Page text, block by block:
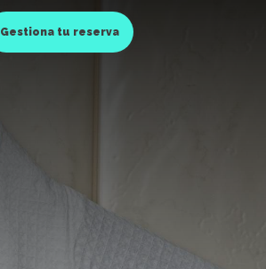
Gestiona tu reserva